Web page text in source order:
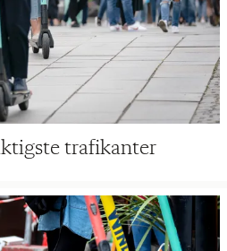
trafikanter